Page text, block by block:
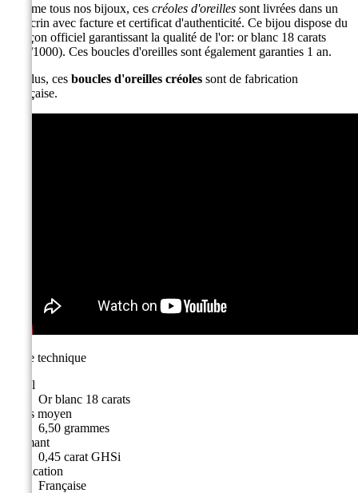
Comme tous nos bijoux, ces créoles d'oreilles sont livrées dans un
bel écrin avec facture et certificat d'authenticité. Ce bijou dispose du
poinçon officiel garantissant la qualité de l'or: or blanc 18 carats
(750/1000). Ces boucles d'oreilles sont également garanties 1 an.
De plus, ces boucles d'oreilles créoles sont de fabrication
Française.
Fiche technique
Métal
Or blanc 18 carats
Poids moyen
6,50 grammes
Diamant
0,45 carat GHSi
Fabrication
Française